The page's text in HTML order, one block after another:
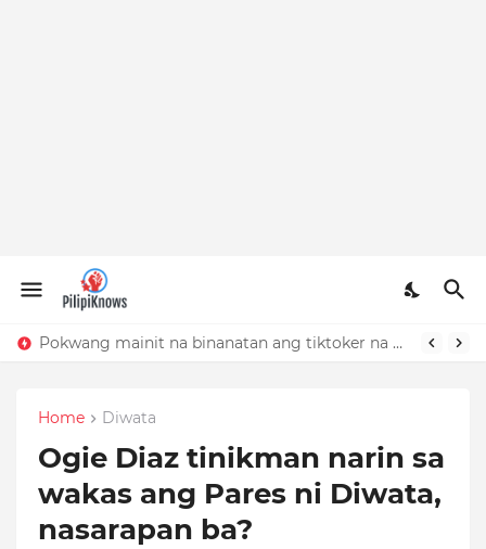
Pokwang mainit na binanatan ang tiktoker na nandidiri sa Sardinas
Home Diwata
Ogie Diaz tinikman narin sa
wakas ang Pares ni Diwata,
nasarapan ba?